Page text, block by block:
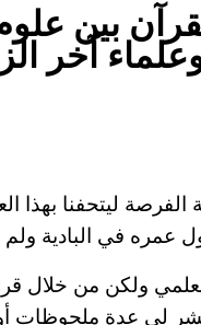
بين
آخر
الفرصة ليتحفنا
عمره في البادية
ولكن من خلال
عدة ملحوظات